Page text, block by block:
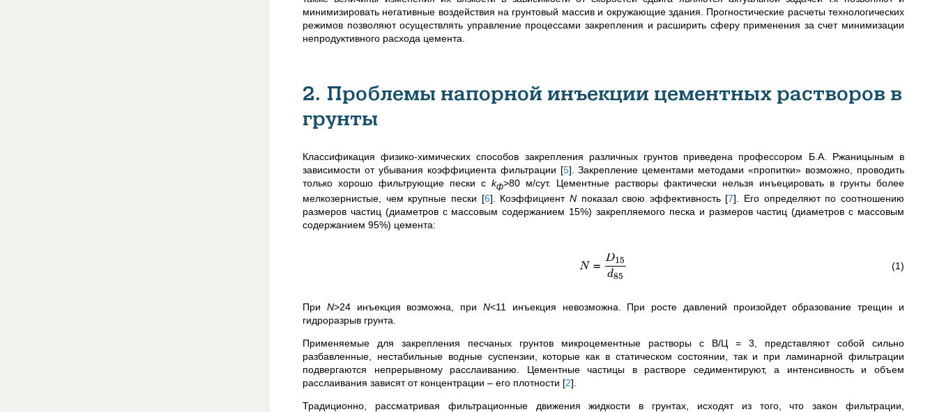
минимизировать негативные воздействия на грунтовый массив и окружающие здания. Прогностические расчеты технологических
режимов позволяют осуществлять управление процессами закрепления и расширить сферу применения за счет минимизации
непродуктивного расхода цемента.
2. Проблемы напорной инъекции цементных растворов в
грунты
Классификация физико-химических способов закрепления различных грунтов приведена профессором Б.А. Ржаницыным в
зависимости от убывания коэффициента фильтрации [5] . Закрепление цементами методами «пропитки» возможно, проводить
только хорошо фильтрующие пески с kф>80 м/сут. Цементные растворы фактически нельзя инъецировать в грунты более
мелкозернистые, чем крупные пески [6] . Коэффициент Nпоказал свою эффективность [7] . Его определяют по соотношению
размеров частиц (диаметров с массовым содержанием 15%) закрепляемого песка и размеров частиц (диаметров с массовым
содержанием 95%) цемента:
N =
d85
D15 (1)
При N>24 инъекция возможна, при N<11 инъекция невозможна. При росте давлений произойдет образование трещин и
гидроразрыв грунта.
Применяемые для закрепления песчаных грунтов микроцементные растворы с В/Ц = 3, представляют собой сильно
разбавленные, нестабильные водные суспензии, которые как в статическом состоянии, так и при ламинарной фильтрации
подвергаются непрерывному расслаиванию. Цементные частицы в растворе седиментируют, а интенсивность и объем
расслаивания зависят от концентрации – его плотности [2]
Традиционно, рассматривая фильтрационные движения жидкости в грунтах, исходят из того, что закон фильтрации,